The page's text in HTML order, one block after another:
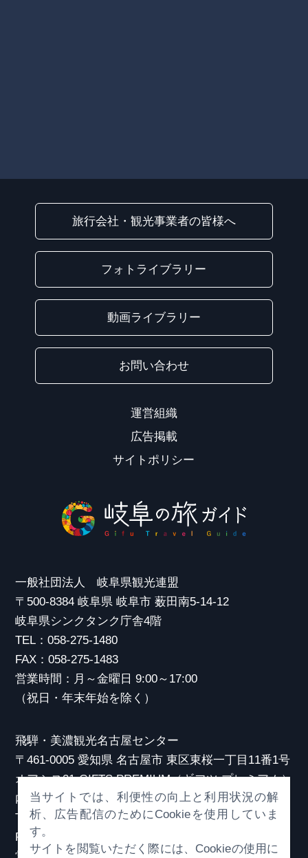
旅行会社・観光事業者の皆様へ
フォトライブラリー
動画ライブラリー
お問い合わせ
運営組織
広告掲載
サイトポリシー
一般社団法人 岐阜県観光連盟
〒500-8384 岐阜県 岐阜市 薮田南5-14-12
岐阜県シンクタンク庁舎4階
TEL：058-275-1480
FAX：058-275-1483
営業時間：月～金曜日 9:00～17:00
（祝日・年末年始を除く）
飛騨・美濃観光名古屋センター
〒461-0005 愛知県 名古屋市 東区東桜一丁目11番1号
オアシス21 GIFTS PREMIUM（ギフツ プレミアム）
内
TEL：052-253-6185
FAX：052-253-6186
当サイトでは、利便性の向上と利用状況の解
析、広告配信のためにCookieを使用していま
す。
サイトを閲覧いただく際には、Cookieの使用に